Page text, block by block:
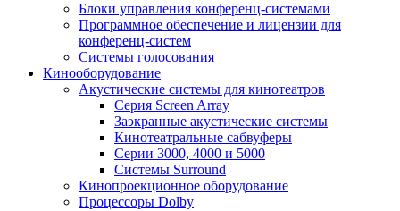
Блоки управления конференц-системами
Программное обеспечение и лицензии для
конференц-систем
Системы голосования
Кинооборудование
Акустические системы для кинотеатров
Cерия Screen Array
Заэкранные акустические системы
Кинотеатральные сабвуферы
Серии 3000, 4000 и 5000
Системы Surround
Кинопроекционное оборудование
Процессоры Dolby